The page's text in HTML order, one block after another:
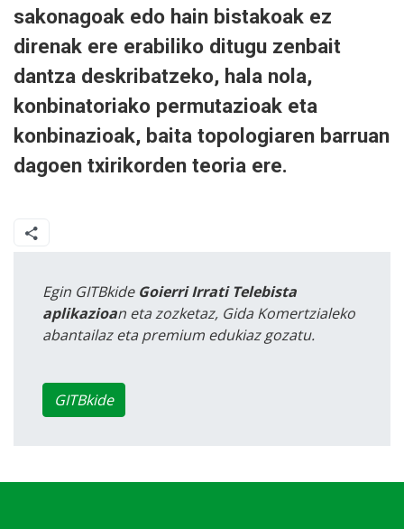
sakonagoak edo hain bistakoak ez
direnak ere erabiliko ditugu zenbait
dantza deskribatzeko, hala nola,
konbinatoriako permutazioak eta
konbinazioak, baita topologiaren barruan
dagoen txirikorden teoria ere.
Egin GITBkide Goierri Irrati Telebista
aplikazioan eta zozketaz, Gida Komertzialeko
abantailaz eta premium edukiaz gozatu.
GITBkide